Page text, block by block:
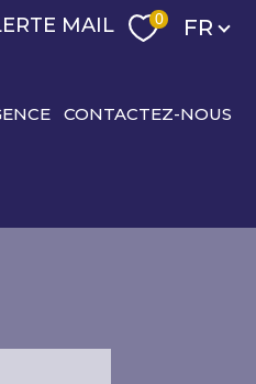
MAIL 0 FR
CONTACTEZ-NOUS